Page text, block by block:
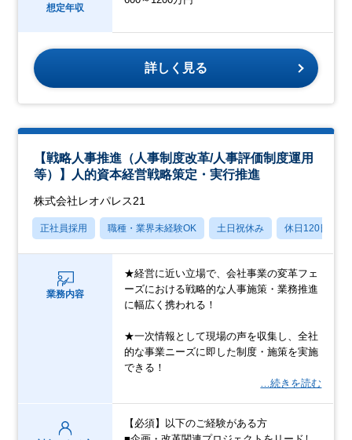
想定年収
詳しく見る
【戦略人事推進（人事制度改革/人事評価制度運用
等）】人的資本経営戦略策定・実行推進
株式会社レオパレス21
正社員採用 職種・業界未経験OK 土日祝休み 休日120日以上
業務内容
★経営に近い立場で、会社事業の変革フェ
ーズにおける戦略的な人事施策・業務推進
に幅広く携われる！
★一次情報として現場の声を収集し、全社
的な事業ニーズに即した制度・施策を実施
できる！
…続きを読む
【必須】以下のご経験がある方